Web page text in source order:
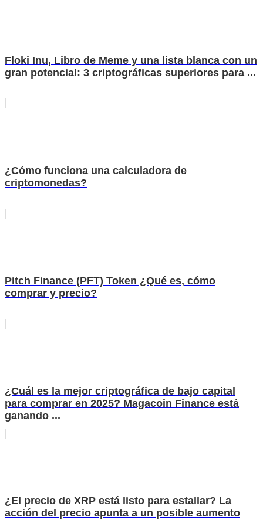
Floki Inu, Libro de Meme y una lista blanca con un
gran potencial: 3 criptográficas superiores para ...
¿Cómo funciona una calculadora de
criptomonedas?
Pitch Finance (PFT) Token ¿Qué es, cómo
comprar y precio?
¿Cuál es la mejor criptográfica de bajo capital
para comprar en 2025? Magacoin Finance está
ganando ...
¿El precio de XRP está listo para estallar? La
acción del precio apunta a un posible aumento